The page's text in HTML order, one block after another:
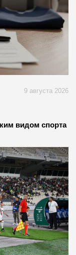
9 августа 2026
видом спорта